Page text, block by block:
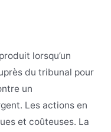
lorsqu’un
du tribunal pour
un
Les actions en
et coûteuses. La